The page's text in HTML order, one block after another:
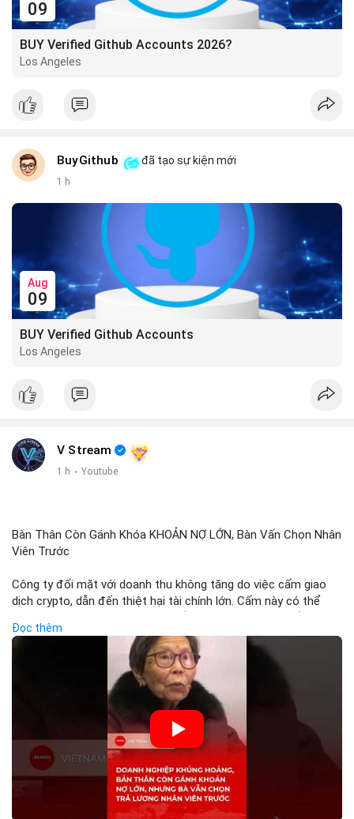
09
BUY Verified Github Accounts 2026?
Los Angeles
BuyGithub đã tạo sự kiện mới
1 h
Aug
09
BUY Verified Github Accounts
Los Angeles
V Stream
1 h · Youtube
Bàn Thân Còn Gánh Khóa KHOẢN NỢ LỚN, Bàn Vấn Chọn Nhân
Viên Trước
Công ty đối mặt với doanh thu không tăng do việc cấm giao
dịch crypto, dẫn đến thiệt hại tài chính lớn. Cấm này có thể
biến động giá digital asset. Bàn vấn chuyển hướng tập trung
vào nhân lực, cho thấy chiến lược giảm chi phí hoặc điều chỉnh
mô hình kinh doanh. Điều này có thể ảnh hưởng đến thị trường
crypto và các doanh nghiệp liên quan trong tương lai.
🎥 Xem video trực tiếp tại:
Nguồn: KIEN THUC KINH TE
Đọc thêm